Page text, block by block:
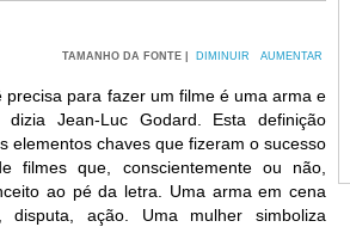
TAMANHO DA FONTE | DIMINUIR AUMENTAR
precisa para fazer um filme é uma arma e
dizia Jean-Luc Godard. Esta definição
elementos chaves que fizeram o sucesso
filmes que, conscientemente ou não,
ao pé da letra. Uma arma em cena
disputa, ação. Uma mulher simboliza